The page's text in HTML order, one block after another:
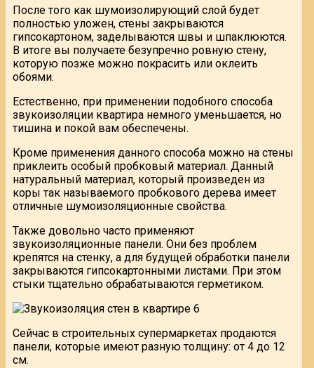
После того как шумоизолирующий слой будет
полностью уложен, стены закрываются
гипсокартоном, заделываются швы и шпаклюются.
В итоге вы получаете безупречно ровную стену,
которую позже можно покрасить или оклеить
обоями.
Естественно, при применении подобного способа
звукоизоляции квартира немного уменьшается, но
тишина и покой вам обеспечены.
Кроме применения данного способа можно на стены
приклеить особый пробковый материал. Данный
натуральный материал, который произведен из
коры так называемого пробкового дерева имеет
отличные шумоизоляционные свойства.
Также довольно часто применяют
звукоизоляционные панели. Они без проблем
крепятся на стенку, а для будущей обработки панели
закрываются гипсокартонными листами. При этом
стыки тщательно обрабатываются герметиком.
Сейчас в строительных супермаркетах продаются
панели, которые имеют разную толщину: от 4 до 12
см.